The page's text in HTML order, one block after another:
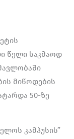
წელი საკმაოდ
მიწოდების
50-ზე
კამპუსის”